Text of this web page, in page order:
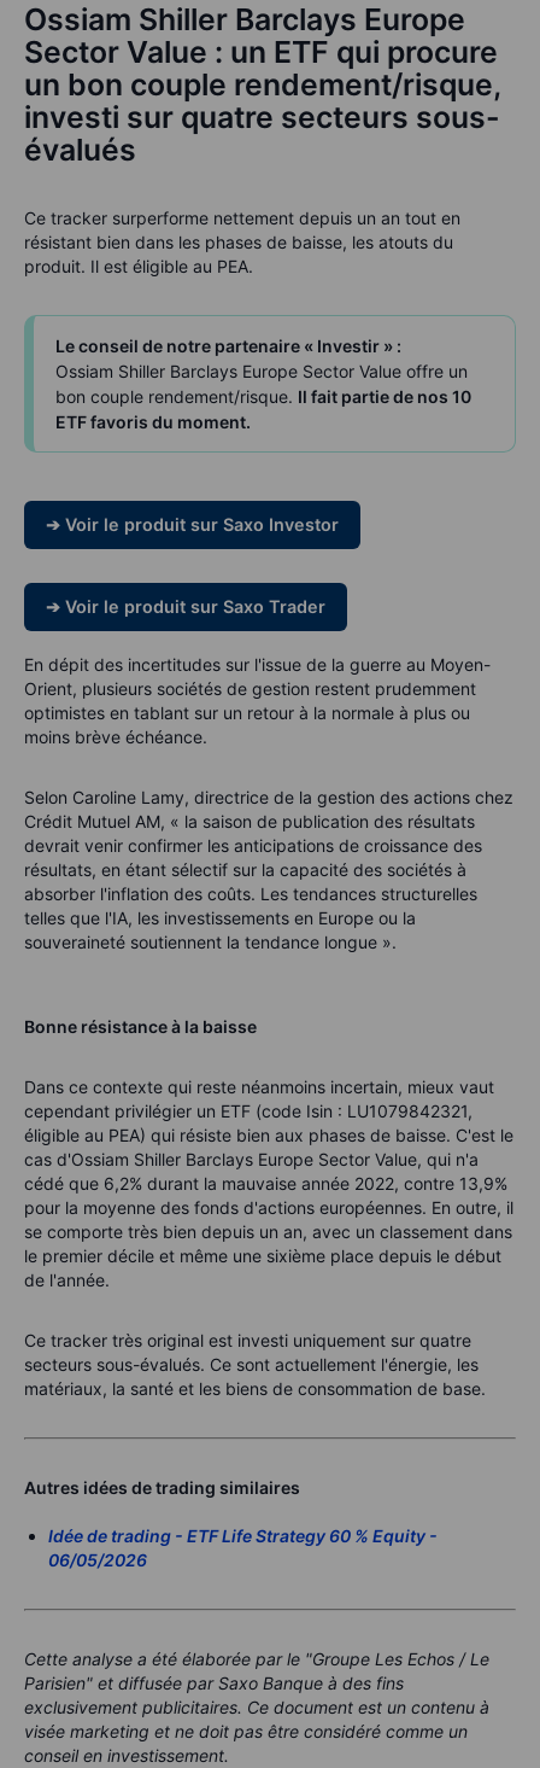
Ossiam Shiller Barclays Europe
Sector Value : un ETF qui procure
un bon couple rendement/risque,
investi sur quatre secteurs sous-
évalués
Ce tracker surperforme nettement depuis un an tout en
résistant bien dans les phases de baisse, les atouts du
produit. Il est éligible au PEA.
Le conseil de notre partenaire « Investir » :
Ossiam Shiller Barclays Europe Sector Value offre un
bon couple rendement/risque. Il fait partie de nos 10
ETF favoris du moment.
➔ Voir le produit sur Saxo Investor
➔ Voir le produit sur Saxo Trader
En dépit des incertitudes sur l'issue de la guerre au Moyen-
Orient, plusieurs sociétés de gestion restent prudemment
optimistes en tablant sur un retour à la normale à plus ou
moins brève échéance.
Selon Caroline Lamy, directrice de la gestion des actions chez
Crédit Mutuel AM, « la saison de publication des résultats
devrait venir confirmer les anticipations de croissance des
résultats, en étant sélectif sur la capacité des sociétés à
absorber l'inflation des coûts. Les tendances structurelles
telles que l'IA, les investissements en Europe ou la
souveraineté soutiennent la tendance longue ».
Bonne résistance à la baisse
Dans ce contexte qui reste néanmoins incertain, mieux vaut
cependant privilégier un ETF (code Isin : LU1079842321,
éligible au PEA) qui résiste bien aux phases de baisse. C'est le
cas d'Ossiam Shiller Barclays Europe Sector Value, qui n'a
cédé que 6,2% durant la mauvaise année 2022, contre 13,9%
pour la moyenne des fonds d'actions européennes. En outre, il
se comporte très bien depuis un an, avec un classement dans
le premier décile et même une sixième place depuis le début
de l'année.
Ce tracker très original est investi uniquement sur quatre
secteurs sous-évalués. Ce sont actuellement l'énergie, les
matériaux, la santé et les biens de consommation de base.
Autres idées de trading similaires
Idée de trading - ETF Life Strategy 60 % Equity -
06/05/2026
Cette analyse a été élaborée par le "Groupe Les Echos / Le
Parisien" et diffusée par Saxo Banque à des fins
exclusivement publicitaires. Ce document est un contenu à
visée marketing et ne doit pas être considéré comme un
conseil en investissement.